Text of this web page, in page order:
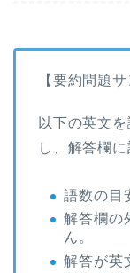
【要約問題
以下の英文
し、解答欄に
語数の目
解答欄の
ん。
解答が英